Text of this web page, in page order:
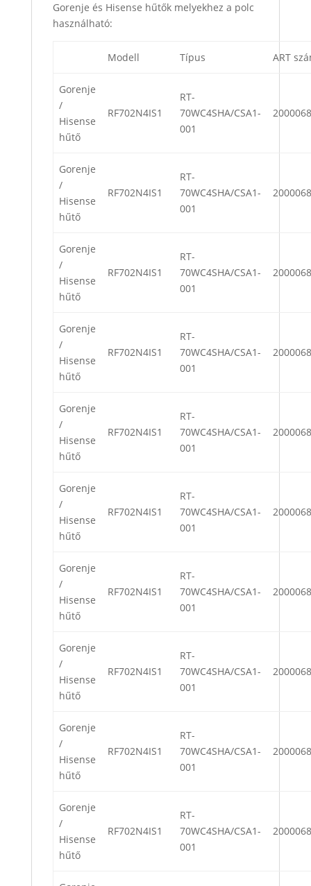
Gorenje és Hisense hűtők melyekhez a polc
használható:
Modell Típus ART
Gorenje
/
Hisense
hűtő
RF702N4IS1
RT-
70WC4SHA/CSA1-
001
Gorenje
/
Hisense
hűtő
RF702N4IS1
RT-
70WC4SHA/CSA1-
001
Gorenje
/
Hisense
hűtő
RF702N4IS1
RT-
70WC4SHA/CSA1-
001
Gorenje
/
Hisense
hűtő
RF702N4IS1
RT-
70WC4SHA/CSA1-
001
Gorenje
/
Hisense
hűtő
RF702N4IS1
RT-
70WC4SHA/CSA1-
001
Gorenje
/
Hisense
hűtő
RF702N4IS1
RT-
70WC4SHA/CSA1-
001
Gorenje
/
Hisense
hűtő
RF702N4IS1
RT-
70WC4SHA/CSA1-
001
Gorenje
/
Hisense
hűtő
RF702N4IS1
RT-
70WC4SHA/CSA1-
001
Gorenje
/
Hisense
hűtő
RF702N4IS1
RT-
70WC4SHA/CSA1-
001
Gorenje
/
Hisense
hűtő
RF702N4IS1
RT-
70WC4SHA/CSA1-
001